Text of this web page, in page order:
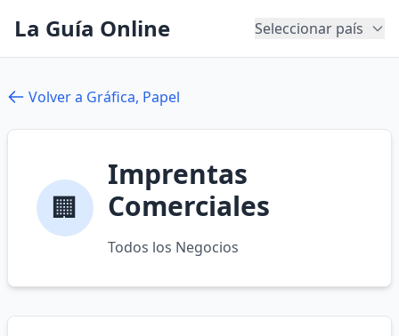
La Guía Online Seleccionar país
Volver a Gráfica, Papel
🏢
Imprentas
Comerciales
Todos los Negocios